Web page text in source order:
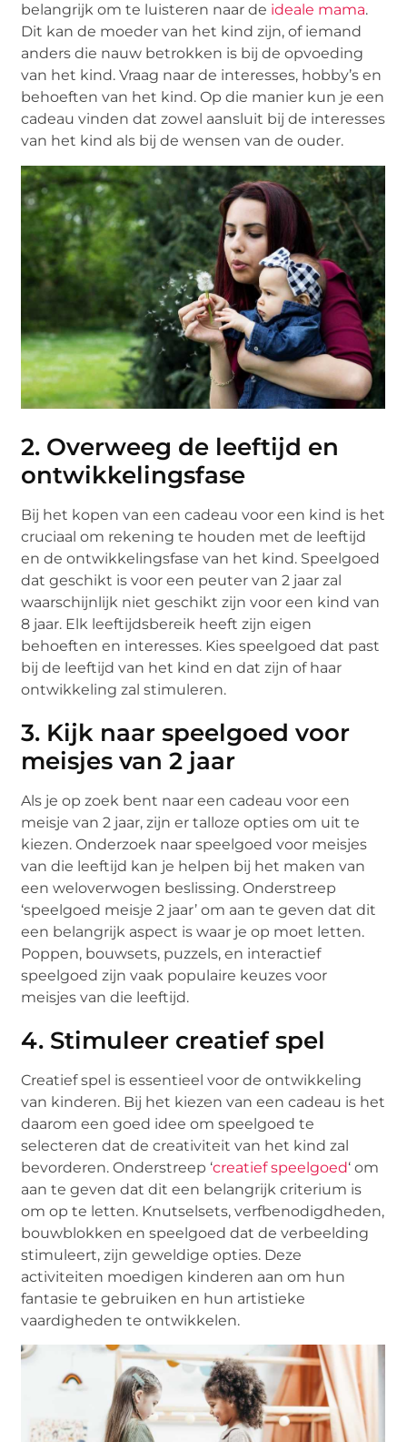
belangrijk om te luisteren naar de ideale mama.
Dit kan de moeder van het kind zijn, of iemand
anders die nauw betrokken is bij de opvoeding
van het kind. Vraag naar de interesses, hobby’s en
behoeften van het kind. Op die manier kun je een
cadeau vinden dat zowel aansluit bij de interesses
van het kind als bij de wensen van de ouder.
2. Overweeg de leeftijd en
ontwikkelingsfase
Bij het kopen van een cadeau voor een kind is het
cruciaal om rekening te houden met de leeftijd
en de ontwikkelingsfase van het kind. Speelgoed
dat geschikt is voor een peuter van 2 jaar zal
waarschijnlijk niet geschikt zijn voor een kind van
8 jaar. Elk leeftijdsbereik heeft zijn eigen
behoeften en interesses. Kies speelgoed dat past
bij de leeftijd van het kind en dat zijn of haar
ontwikkeling zal stimuleren.
3. Kijk naar speelgoed voor
meisjes van 2 jaar
Als je op zoek bent naar een cadeau voor een
meisje van 2 jaar, zijn er talloze opties om uit te
kiezen. Onderzoek naar speelgoed voor meisjes
van die leeftijd kan je helpen bij het maken van
een weloverwogen beslissing. Onderstreep
‘speelgoed meisje 2 jaar’ om aan te geven dat dit
een belangrijk aspect is waar je op moet letten.
Poppen, bouwsets, puzzels, en interactief
speelgoed zijn vaak populaire keuzes voor
meisjes van die leeftijd.
4. Stimuleer creatief spel
Creatief spel is essentieel voor de ontwikkeling
van kinderen. Bij het kiezen van een cadeau is het
daarom een goed idee om speelgoed te
selecteren dat de creativiteit van het kind zal
bevorderen. Onderstreep ‘creatief speelgoed‘ om
aan te geven dat dit een belangrijk criterium is
om op te letten. Knutselsets, verfbenodigdheden,
bouwblokken en speelgoed dat de verbeelding
stimuleert, zijn geweldige opties. Deze
activiteiten moedigen kinderen aan om hun
fantasie te gebruiken en hun artistieke
vaardigheden te ontwikkelen.